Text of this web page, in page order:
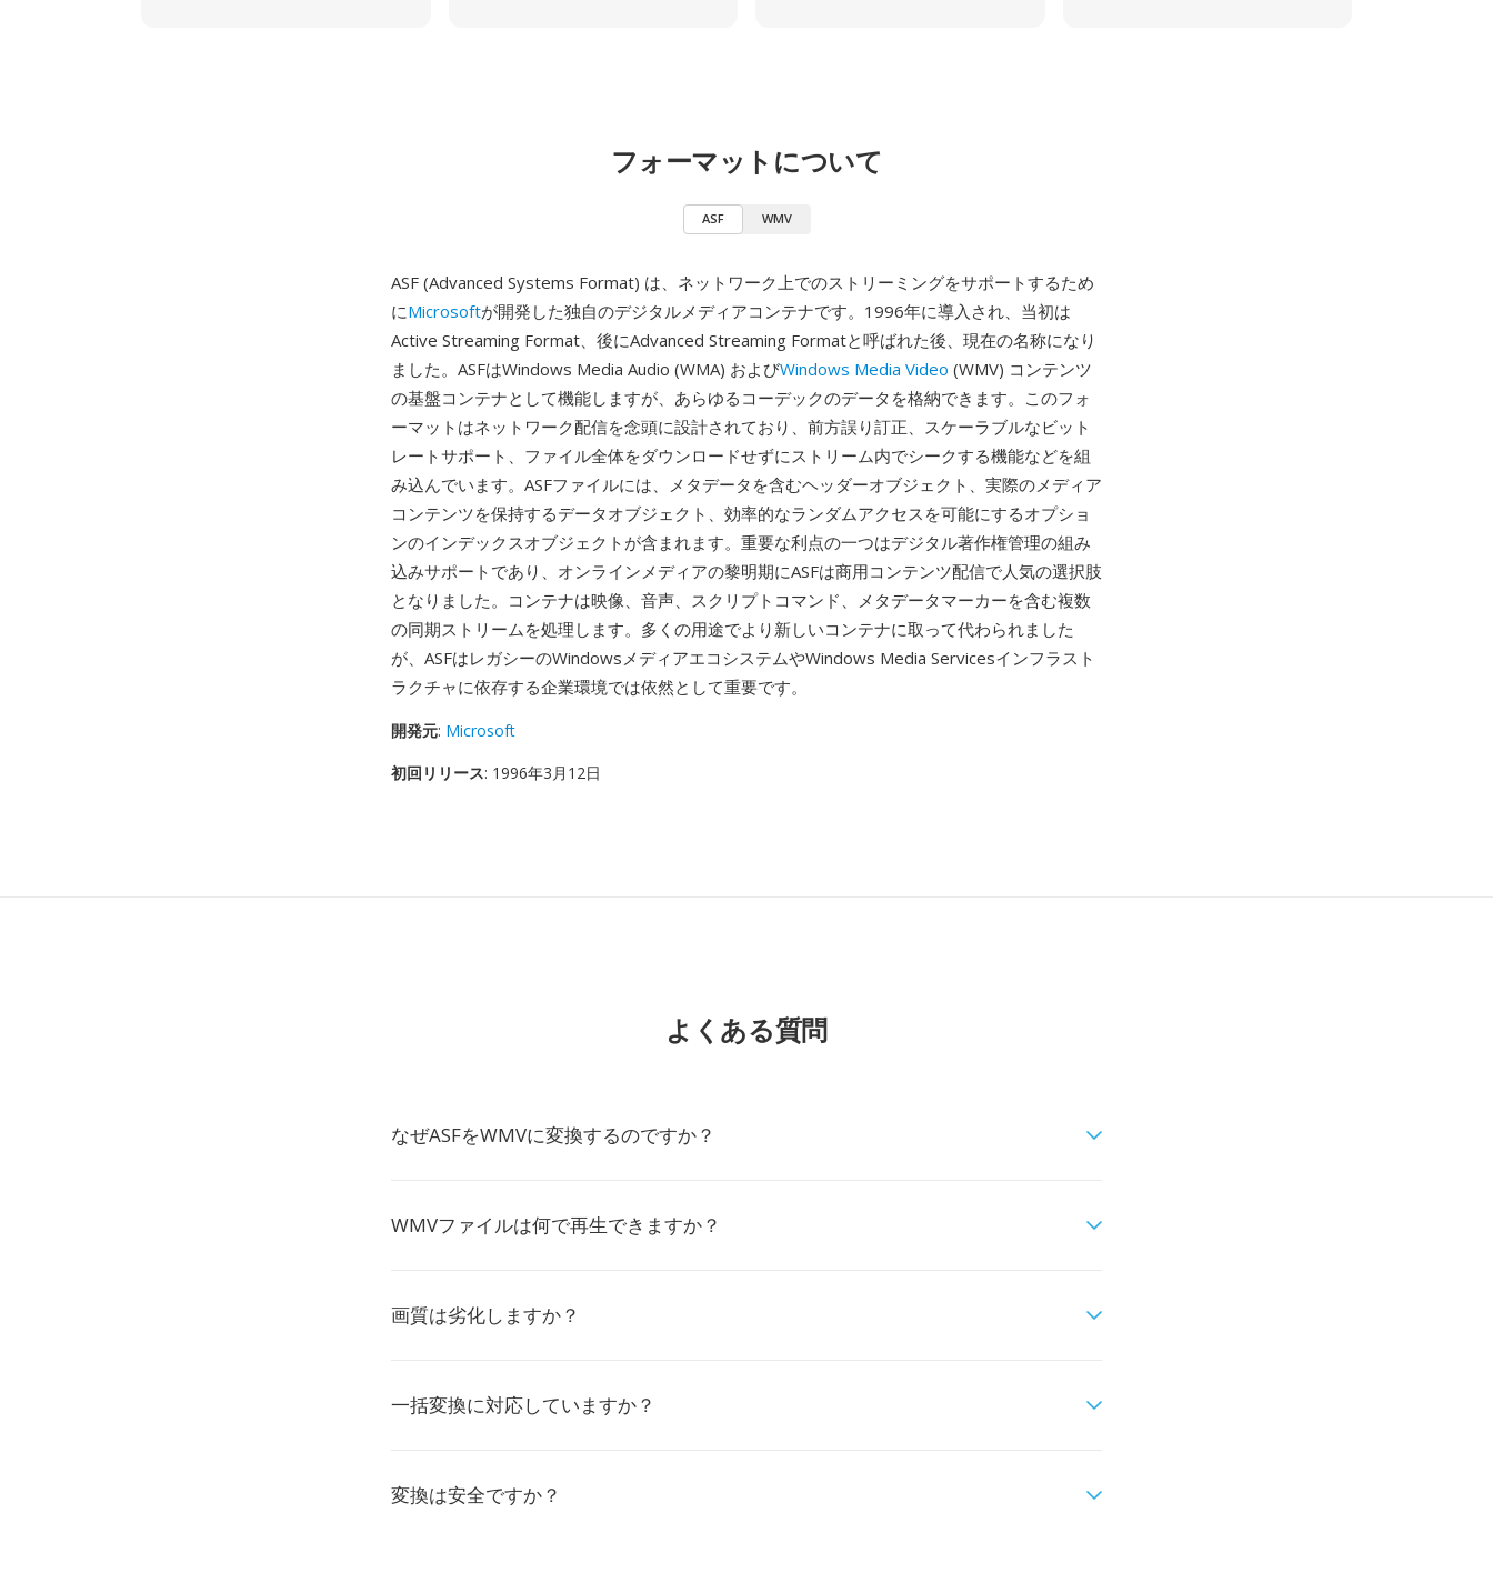
フォーマットについて
ASF WMV
ASF (Advanced Systems Format) は、ネットワーク上でのストリーミングをサポートするため
にMicrosoftが開発した独自のデジタルメディアコンテナです。1996年に導入され、当初は
Active Streaming Format、後にAdvanced Streaming Formatと呼ばれた後、現在の名称になり
ました。ASFはWindows Media Audio (WMA) およびWindows Media Video (WMV) コンテンツ
の基盤コンテナとして機能しますが、あらゆるコーデックのデータを格納できます。このフォ
ーマットはネットワーク配信を念頭に設計されており、前方誤り訂正、スケーラブルなビット
レートサポート、ファイル全体をダウンロードせずにストリーム内でシークする機能などを組
み込んでいます。ASFファイルには、メタデータを含むヘッダーオブジェクト、実際のメディア
コンテンツを保持するデータオブジェクト、効率的なランダムアクセスを可能にするオプショ
ンのインデックスオブジェクトが含まれます。重要な利点の一つはデジタル著作権管理の組み
込みサポートであり、オンラインメディアの黎明期にASFは商用コンテンツ配信で人気の選択肢
となりました。コンテナは映像、音声、スクリプトコマンド、メタデータマーカーを含む複数
の同期ストリームを処理します。多くの用途でより新しいコンテナに取って代わられました
が、ASFはレガシーのWindowsメディアエコシステムやWindows Media Servicesインフラスト
ラクチャに依存する企業環境では依然として重要です。
開発元: Microsoft
初回リリース: 1996年3月12日
よくある質問
なぜASFをWMVに変換するのですか？
WMVファイルは何で再生できますか？
画質は劣化しますか？
一括変換に対応していますか？
変換は安全ですか？